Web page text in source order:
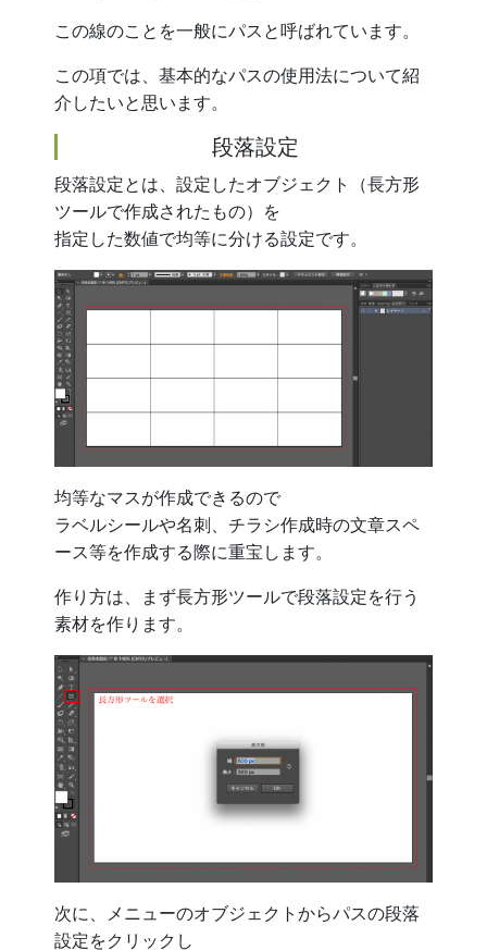
この線のことを一般にパスと呼ばれています。
この項では、基本的なパスの使用法について紹
介したいと思います。
段落設定
段落設定とは、設定したオブジェクト（長方形
ツールで作成されたもの）を
指定した数値で均等に分ける設定です。
均等なマスが作成できるので
ラベルシールや名刺、チラシ作成時の文章スペ
ース等を作成する際に重宝します。
作り方は、まず長方形ツールで段落設定を行う
素材を作ります。
次に、メニューのオブジェクトからパスの段落
設定をクリックし